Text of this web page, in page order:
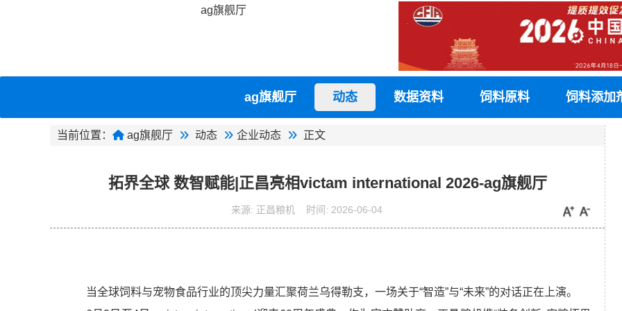
ag旗舰厅
ag旗舰厅 动态 数据资料 饲料原料 饲料添加
当前位置： ag旗舰厅 动态 企业动态 正文
拓界全球 数智赋能|正昌亮相victam international 2026-ag旗舰厅
来源: 正昌粮机 时间: 2026-06-04
当全球饲料与宠物食品行业的顶尖力量汇聚荷兰乌得勒支，一场关于“智造”与“未来”的对话正在上演。